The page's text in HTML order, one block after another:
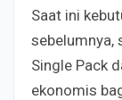
Saat ini
sebelumnya,
Single Pack
ekonomis